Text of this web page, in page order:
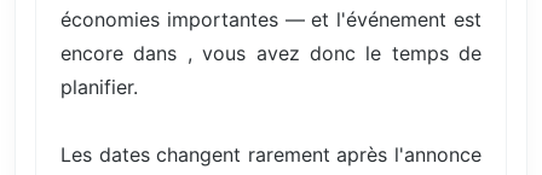
économies importantes — et l'événement est
encore dans , vous avez donc le temps de
planifier.
Les dates changent rarement après l'annonce